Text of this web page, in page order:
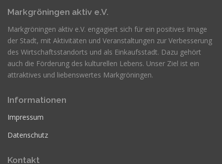
Markgröningen aktiv e.V.
Markgröningen aktiv e.V. engagiert sich für ein positives Image
der Stadt, mit Aktivitäten und Veranstaltungen zur Verbesserung
des Wirtschaftsstandorts und als Einkaufsstadt. Dazu gehört
auch die Förderung des kulturellen Lebens. Unser Ziel ist ein
attraktives und liebenswertes Markgröningen.
Informationen
Impressum
Datenschutz
Kontakt